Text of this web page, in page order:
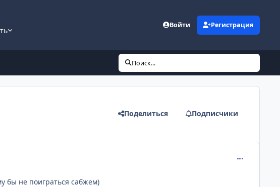
Войти Регистрация
Поиск...
Поделиться Подписчики
бы не поиграться сабжем)